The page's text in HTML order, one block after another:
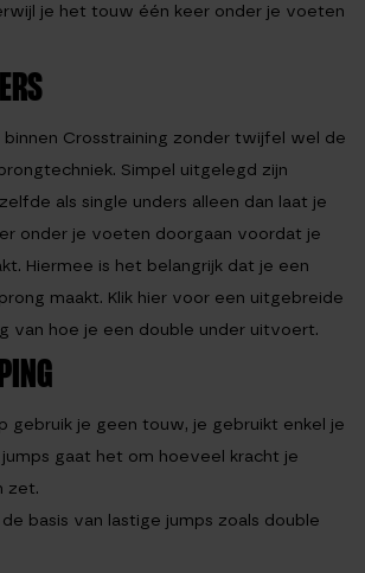
je het touw één keer onder je voeten
binnen Crosstraining zonder twijfel wel de
Simpel uitgelegd zijn
als single unders alleen dan laat je
onder je voeten doorgaan voordat je
Hiermee is het belangrijk dat je een
maakt. Klik hier voor een uitgebreide
van hoe je een double under uitvoert.
gebruik je geen touw, je gebruikt enkel je
gaat het om hoeveel kracht je
zet.
basis van lastige jumps zoals double